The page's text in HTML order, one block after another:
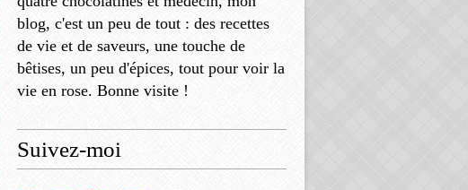
blog, c'est un peu de tout : des recettes
de vie et de saveurs, une touche de
bêtises, un peu d'épices, tout pour voir la
vie en rose. Bonne visite !
Suivez-moi